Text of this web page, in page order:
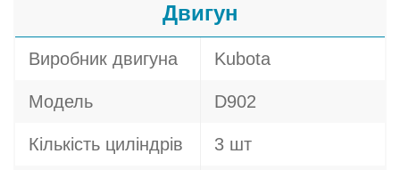
Двигун
Виробник двигуна Kubota
Модель D902
Кількість циліндрів 3 шт